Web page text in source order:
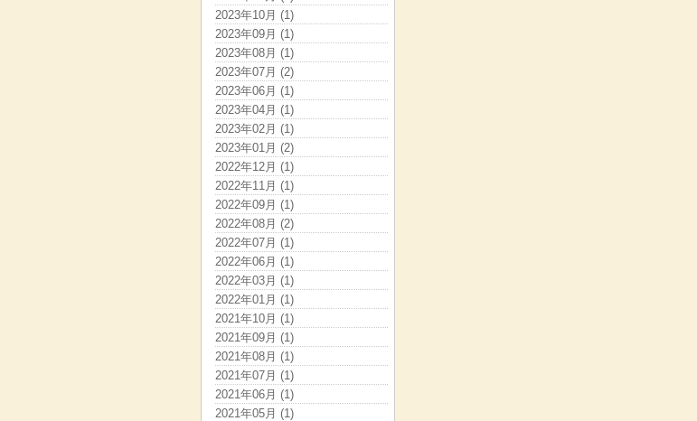
2023年10月 (1)
2023年09月 (1)
2023年08月 (1)
2023年07月 (2)
2023年06月 (1)
2023年04月 (1)
2023年02月 (1)
2023年01月 (2)
2022年12月 (1)
2022年11月 (1)
2022年09月 (1)
2022年08月 (2)
2022年07月 (1)
2022年06月 (1)
2022年03月 (1)
2022年01月 (1)
2021年10月 (1)
2021年09月 (1)
2021年08月 (1)
2021年07月 (1)
2021年06月 (1)
2021年05月 (1)